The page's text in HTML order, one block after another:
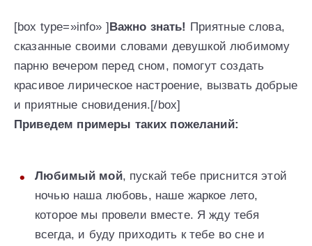
[box type=»info» ]Важно знать! Приятные слова,
сказанные своими словами девушкой любимому
парню вечером перед сном, помогут создать
красивое лирическое настроение, вызвать добрые
и приятные сновидения.[/box]
Приведем примеры таких пожеланий:
Любимый мой, пускай тебе приснится этой
ночью наша любовь, наше жаркое лето,
которое мы провели вместе. Я жду тебя
всегда, и буду приходить к тебе во сне и